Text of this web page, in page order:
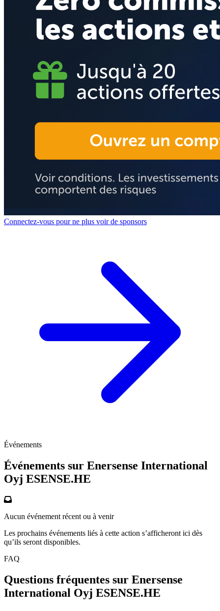
Connectez-vous pour ne plus voir de sponsors
Événements
Événements sur Enersense International
Oyj ESENSE.HE
Aucun événement récent ou à venir
Les prochains événements liés à cette action s’afficheront ici dès
qu’ils seront disponibles.
FAQ
Questions fréquentes sur Enersense
International Oyj ESENSE.HE